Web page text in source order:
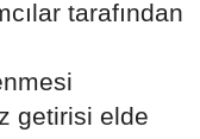
tarafından
getirisi elde